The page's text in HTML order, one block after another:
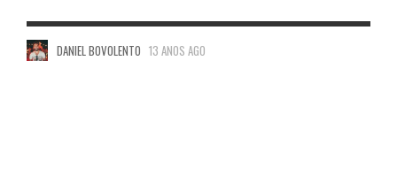
DANIEL BOVOLENTO 13 ANOS AGO